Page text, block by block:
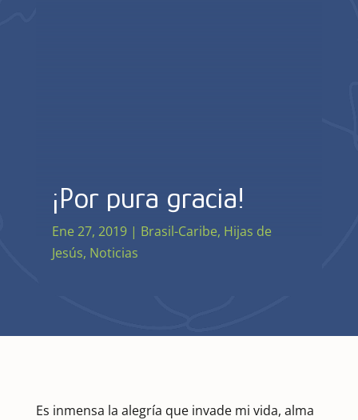
¡Por pura gracia!
Ene 27, 2019| Brasil-Caribe, Hijas de
Jesús, Noticias
Es inmensa la alegría que invade mi vida, alma